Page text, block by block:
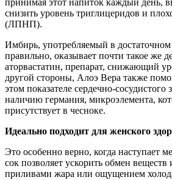
принимая этот напиток каждый день,
снизить уровень триглицеридов и
(ЛПНП).
Имбирь, употребляемый в достаточном
правильно, оказывает почти такое же
аторвастатин, препарат, снижающий
другой стороны, Алоэ Вера также
этом показателе сердечно-сосудистого
наличию германия, микроэлемента,
присутствует в чесноке.
Идеально подходит для женского
Это особенно верно, когда наступает
сок позволяет ускорить обмен веществ
приливами жара или ощущением